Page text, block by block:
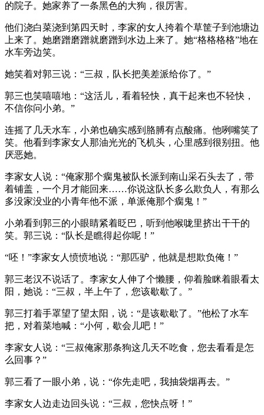
的院子。她家养了一条黑色的大狗，很厉害。
他们浇白菜浇到第四天时，李家的女人挎着个草筐子到池塘边
上来了。她磨蹭磨蹭就磨蹭到水边上来了。她“格格格格”地在
水车旁边笑。
她笑着对郭三说：“三叔，队长把美差派给你了。”
郭三也笑嘻嘻地：“这活儿，看着轻快，真干起来也不轻快，
不信你问小弟。”
连摇了几天水车，小弟也确实感到胳膊有点酸痛。他咧嘴笑了
笑。他看到李家女人那油光光的飞机头，心里感到很别扭。他
厌恶她。
李家女人说：“俺家那个瘸鬼被队长派到南山采石头去了，带
着铺盖，一个月才能回来……你说这队长多么欺负人，有那么
多没家没业的小青年他不派，单派俺那个瘸鬼！”
小弟看到郭三的小眼睛紧着眨巴，听到他喉咙里挤出干干的
笑。郭三说：“队长是瞧得起你呢！”
“呸！”李家女人愤愤地说：“那匹驴，他就是想欺负俺！”
郭三老汉不说话了。李家女人伸了个懒腰，仰着脸眯着眼看太
阳，她说：“三叔，半上午了，您该歇歇了。”
郭三打着手罩望了望太阳，说：“是该歇歇了。”他松了水车
把，对着菜地喊：“小何，歇会儿吧！”
李家女人说：“三叔俺家那条狗这几天不吃食，您去看看是怎
么回事？”
郭三看了一眼小弟，说：“你先走吧，我抽袋烟再去。”
李家女人边走边回头说：“三叔，您快点呀！”